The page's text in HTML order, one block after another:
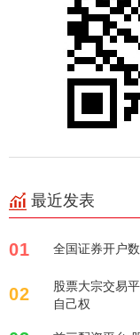
最近发表
01 全国证券开户
02
股票大宗交易
自己权